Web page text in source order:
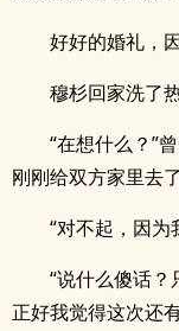
好好的婚礼，
穆杉回家洗了
“在想什么？”
刚刚给双方家里去
“对不起，因为
“说什么傻话？
正好我觉得这次还